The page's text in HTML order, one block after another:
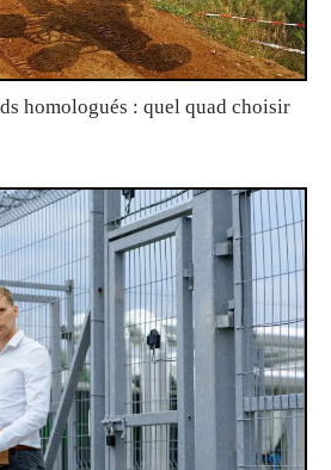
homologués : quel quad choisir